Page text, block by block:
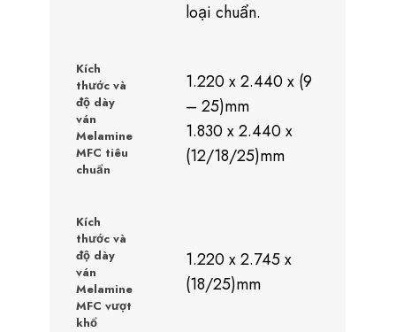
loại chuẩn.
Kích
thước và
độ dày
ván
Melamine
MFC tiêu
chuẩn
1.220 x 2.440 x (9
– 25)mm
1.830 x 2.440 x
(12/18/25)mm
Kích
thước và
độ dày
ván
Melamine
MFC vượt
khổ
1.220 x 2.745 x
(18/25)mm